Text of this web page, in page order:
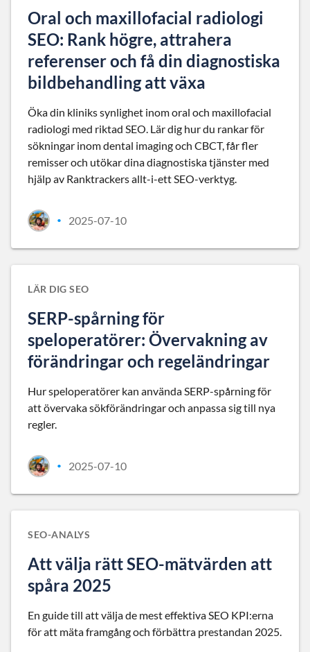
Oral och maxillofacial radiologi
SEO: Rank högre, attrahera
referenser och få din diagnostiska
bildbehandling att växa
Öka din kliniks synlighet inom oral och maxillofacial
radiologi med riktad SEO. Lär dig hur du rankar för
sökningar inom dental imaging och CBCT, får fler
remisser och utökar dina diagnostiska tjänster med
hjälp av Ranktrackers allt-i-ett SEO-verktyg.
• 2025-07-10
LÄR DIG SEO
SERP-spårning för
speloperatörer: Övervakning av
förändringar och regeländringar
Hur speloperatörer kan använda SERP-spårning för
att övervaka sökförändringar och anpassa sig till nya
regler.
• 2025-07-10
SEO-ANALYS
Att välja rätt SEO-mätvärden att
spåra 2025
En guide till att välja de mest effektiva SEO KPI:erna
för att mäta framgång och förbättra prestandan 2025.